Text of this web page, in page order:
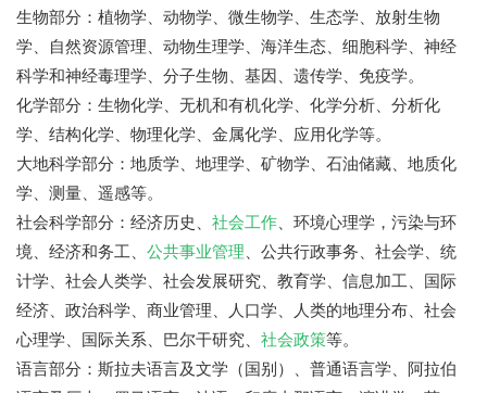
生物部分：植物学、动物学、微生物学、生态学、放射生物
学、自然资源管理、动物生理学、海洋生态、细胞科学、神经
科学和神经毒理学、分子生物、基因、遗传学、免疫学。
化学部分：生物化学、无机和有机化学、化学分析、分析化
学、结构化学、物理化学、金属化学、应用化学等。
大地科学部分：地质学、地理学、矿物学、石油储藏、地质化
学、测量、遥感等。
社会科学部分：经济历史、 社会工作、环境心理学，污染与环
境、经济和务工、 公共事业管理、公共行政事务、社会学、统
计学、社会人类学、社会发展研究、教育学、信息加工、国际
经济、政治科学、商业管理、人口学、人类的地理分布、社会
心理学、国际关系、巴尔干研究、 社会政策等。
语言部分：斯拉夫语言及文学（国别）、普通语言学、阿拉伯